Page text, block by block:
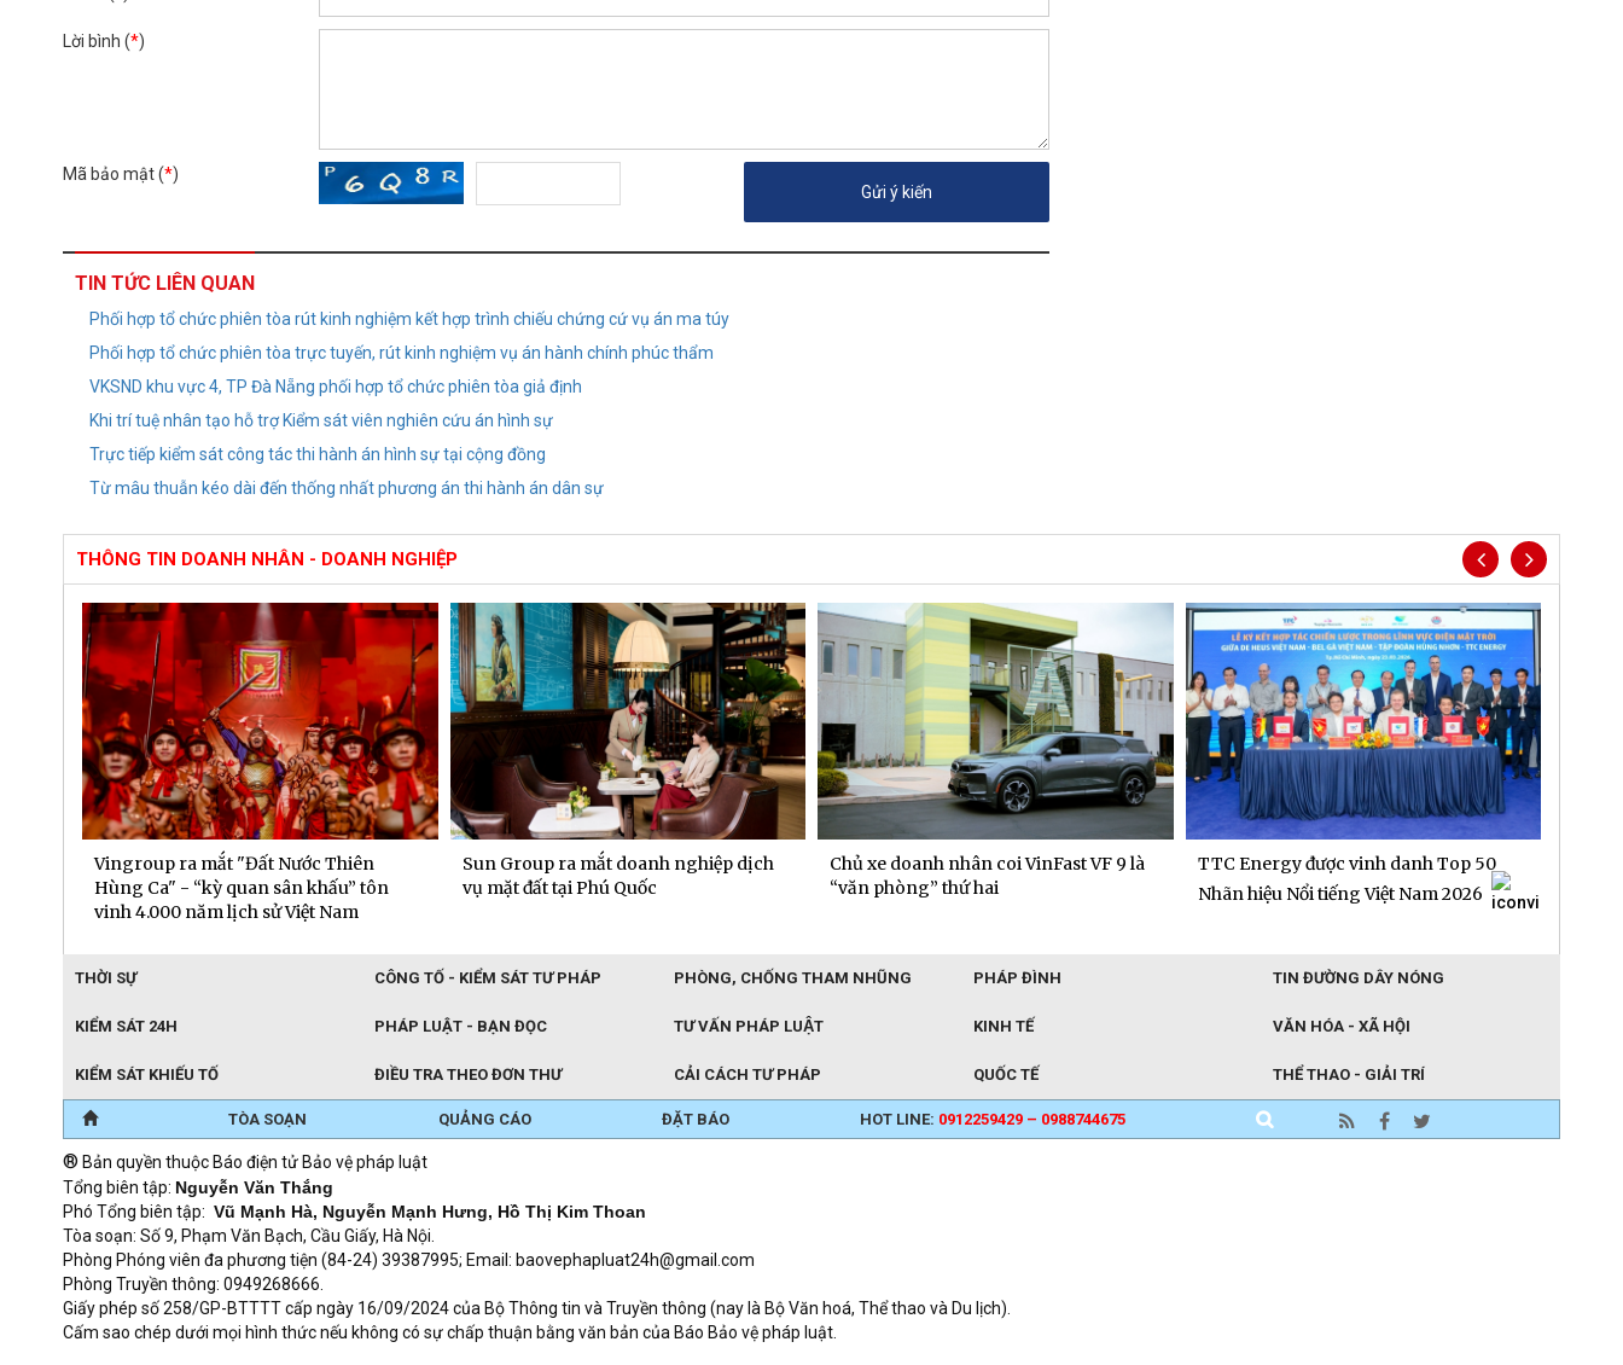
Lời bình (*)
Mã bảo mật (*)
TIN TỨC LIÊN QUAN
Phối hợp tổ chức phiên tòa rút kinh nghiệm kết hợp trình chiếu chứng cứ vụ án ma túy
Phối hợp tổ chức phiên tòa trực tuyến, rút kinh nghiệm vụ án hành chính phúc thẩm
VKSND khu vực 4, TP Đà Nẵng phối hợp tổ chức phiên tòa giả định
Khi trí tuệ nhân tạo hỗ trợ Kiểm sát viên nghiên cứu án hình sự
Trực tiếp kiểm sát công tác thi hành án hình sự tại cộng đồng
Từ mâu thuẫn kéo dài đến thống nhất phương án thi hành án dân sự
THÔNG TIN DOANH NHÂN - DOANH NGHIỆP
Vingroup ra mắt "Đất Nước Thiên
Hùng Ca" - “kỳ quan sân khấu” tôn
vinh 4.000 năm lịch sử Việt Nam
Sun Group ra mắt doanh nghiệp dịch
vụ mặt đất tại Phú Quốc
Chủ xe doanh nhân coi VinFast VF 9 là
“văn phòng” thứ hai
TTC Energy được vinh danh Top 50
Nhãn hiệu Nổi tiếng Việt Nam 2026
THỜI SỰ CÔNG TỐ - KIỂM SÁT TƯ PHÁP PHÒNG, CHỐNG THAM NHŨNG PHÁP ĐÌNH TIN ĐƯỜNG DÂY NÓNG
KIỂM SÁT 24H PHÁP LUẬT - BẠN ĐỌC TƯ VẤN PHÁP LUẬT KINH TẾ VĂN HÓA - XÃ HỘI
KIỂM SÁT KHIẾU TỐ ĐIỀU TRA THEO ĐƠN THƯ CẢI CÁCH TƯ PHÁP QUỐC TẾ THỂ THAO - GIẢI TRÍ
TÒA SOẠN QUẢNG CÁO ĐẶT BÁO HOT LINE: 0912259429 – 0988744675
® Bản quyền thuộc Báo điện tử Bảo vệ pháp luật
Tổng biên tập: Nguyễn Văn Thắng
Phó Tổng biên tập: Vũ Mạnh Hà, Nguyễn Mạnh Hưng, Hồ Thị Kim Thoan
Tòa soạn: Số 9, Phạm Văn Bạch, Cầu Giấy, Hà Nội.
Phòng Phóng viên đa phương tiện (84-24) 39387995; Email: baovephapluat24h@gmail.com
Phòng Truyền thông: 0949268666.
Giấy phép số 258/GP-BTTTT cấp ngày 16/09/2024 của Bộ Thông tin và Truyền thông (nay là Bộ Văn hoá, Thể thao và Du lịch).
Cấm sao chép dưới mọi hình thức nếu không có sự chấp thuận bằng văn bản của Báo Bảo vệ pháp luật.